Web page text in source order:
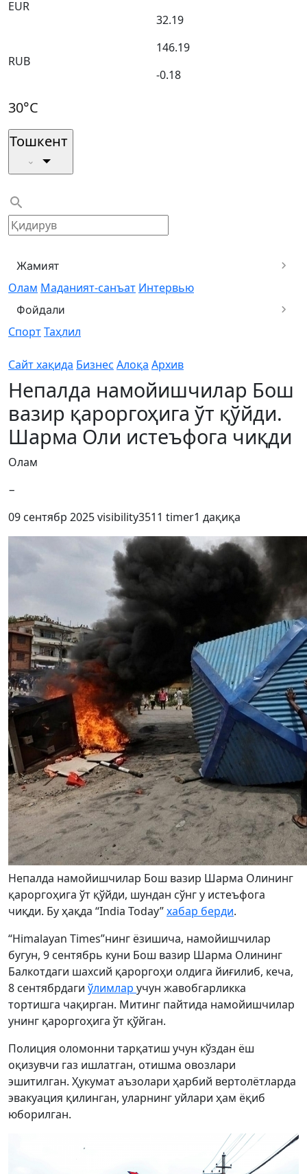
EUR
32.19
RUB
146.19
-0.18
30°C
Тошкент
Жамият
Олам Маданият-санъат Интервью
Фойдали
СпортТаҳлил
Сайт хақида Бизнес Алоқа Архив
Непалда намойишчилар Бош
вазир қароргоҳига ўт қўйди.
Шарма Оли истеъфога чиқди
Олам
−
09 сентябр 2025visibility3511 timer1 дақиқа
Непалда намойишчилар Бош вазир Шарма Олининг
қароргоҳига ўт қўйди, шундан сўнг у истеъфога
чиқди. Бу ҳақда “India Today”хабар берди.
“Himalayan Times”нинг ёзишича, намойишчилар
бугун, 9 сентябрь куни Бош вазир Шарма Олининг
Балкотдаги шахсий қароргоҳи олдига йиғилиб, кеча,
8 сентябрдаги ўлимлар учун жавобгарликка
тортишга чақирган. Митинг пайтида намойишчилар
унинг қароргоҳига ўт қўйган.
Полиция оломонни тарқатиш учун кўздан ёш
оқизувчи газ ишлатган, отишма овозлари
эшитилган. Ҳукумат аъзолари ҳарбий вертолётларда
эвакуация қилинган, уларнинг уйлари ҳам ёқиб
юборилган.